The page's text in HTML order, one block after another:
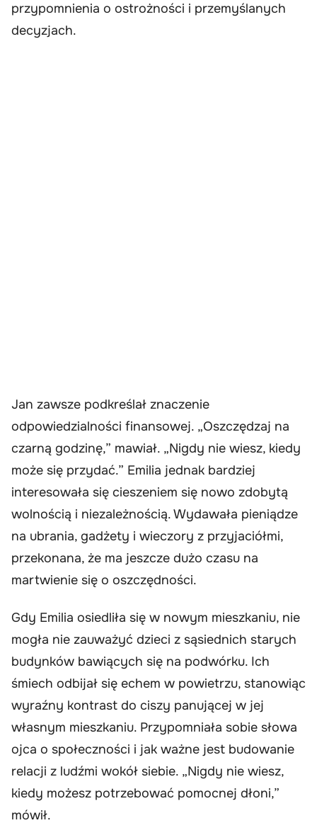
przypomnienia o ostrożności i przemyślanych
decyzjach.
Jan zawsze podkreślał znaczenie
odpowiedzialności finansowej. „Oszczędzaj na
czarną godzinę,” mawiał. „Nigdy nie wiesz, kiedy
może się przydać.” Emilia jednak bardziej
interesowała się cieszeniem się nowo zdobytą
wolnością i niezależnością. Wydawała pieniądze
na ubrania, gadżety i wieczory z przyjaciółmi,
przekonana, że ma jeszcze dużo czasu na
martwienie się o oszczędności.
Gdy Emilia osiedliła się w nowym mieszkaniu, nie
mogła nie zauważyć dzieci z sąsiednich starych
budynków bawiących się na podwórku. Ich
śmiech odbijał się echem w powietrzu, stanowiąc
wyraźny kontrast do ciszy panującej w jej
własnym mieszkaniu. Przypomniała sobie słowa
ojca o społeczności i jak ważne jest budowanie
relacji z ludźmi wokół siebie. „Nigdy nie wiesz,
kiedy możesz potrzebować pomocnej dłoni,”
mówił.